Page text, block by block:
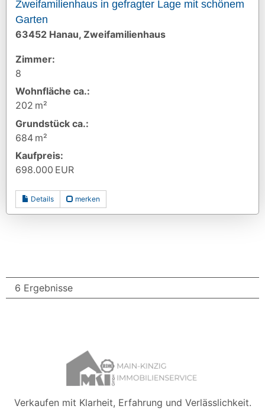
Zweifamilienhaus in gefragter Lage mit schönem
Garten
63452 Hanau, Zweifamilienhaus
Zimmer:
8
Wohnfläche ca.:
202 m²
Grund­stück ca.:
684 m²
Kaufpreis:
698.000 EUR
Details merken
6 Ergebnisse
Verkaufen mit Klarheit, Erfahrung und Verlässlichkeit.